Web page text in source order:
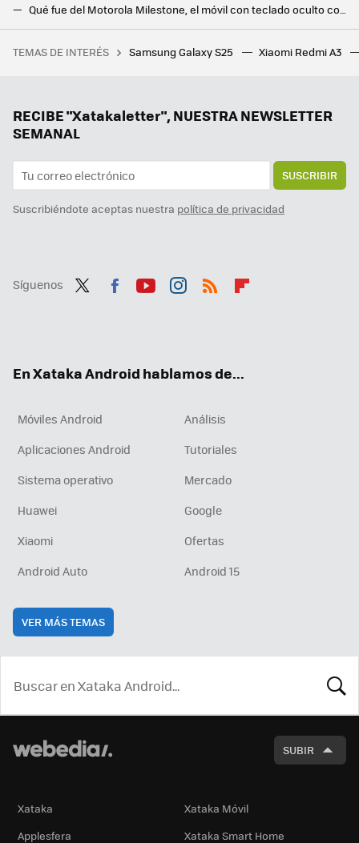
Qué fue del Motorola Milestone, el móvil con teclado oculto con el que la marca se estrenó en Android
Motorola Edge 50 Pro: lo nuevo de Motorola tiene mucho de lo que buscamos en un gama alta, pero con un precio más interesante
Un Bizum europeo es posible. Los sistemas del sur de Europa acercan posiciones con Wero, la alternativa franco-alemana
TEMAS DE INTERÉS Samsung Galaxy S25 Xiaomi Redmi A3
RECIBE "Xatakaletter", NUESTRA NEWSLETTER
SEMANAL
SUSCRIBIR
Suscribiéndote aceptas nuestra política de privacidad
Síguenos
En Xataka Android hablamos de...
Móviles Android
Análisis
Aplicaciones Android
Tutoriales
Sistema operativo
Mercado
Huawei
Google
Xiaomi
Ofertas
Android Auto
Android 15
VER MÁS TEMAS
SUBIR
Xataka
Xataka Móvil
Applesfera
Xataka Smart Home